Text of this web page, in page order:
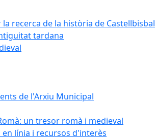
recerca de la història de Castellbisbal
tardana
de l'Arxiu Municipal
un tresor romà i medieval
línia i recursos d'interès